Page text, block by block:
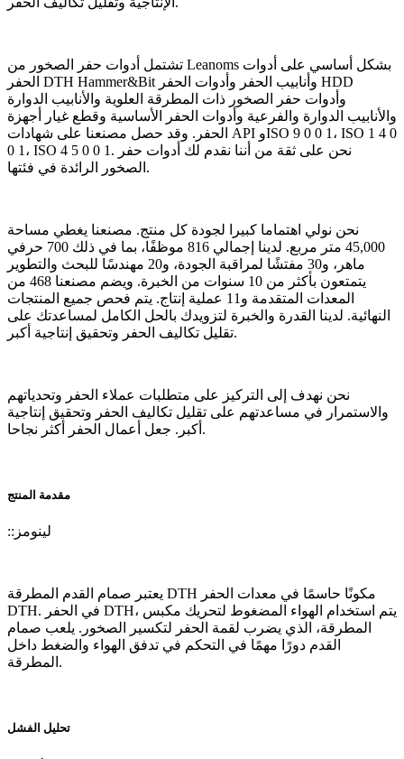
تشتمل أدوات حفر الصخور من Leanoms بشكل أساسي على أدوات
الحفر DTH Hammer&Bit وأنابيب الحفر وأدوات الحفر HDD
وأدوات حفر الصخور ذات المطرقة العلوية والأنابيب الدوارة
والأنابيب الدوارة والفرعية وأدوات الحفر الأساسية وقطع غيار أجهزة
الحفر. وقد حصل مصنعنا على شهادات API وISO 9 0 0 1، ISO 1 4 0
0 1، ISO 4 5 0 0 1. نحن على ثقة من أننا نقدم لك أدوات حفر
الصخور الرائدة في فئتها.
نحن نولي اهتماما كبيرا لجودة كل منتج. مصنعنا يغطي مساحة
45,000 متر مربع. لدينا إجمالي 816 موظفًا، بما في ذلك 700 حرفي
ماهر، و30 مفتشًا لمراقبة الجودة، و20 مهندسًا للبحث والتطوير
يتمتعون بأكثر من 10 سنوات من الخبرة. ويضم مصنعنا 468 من
المعدات المتقدمة و11 عملية إنتاج. يتم فحص جميع المنتجات
النهائية. لدينا القدرة والخبرة لتزويدك بالحل الكامل لمساعدتك على
تقليل تكاليف الحفر وتحقيق إنتاجية أكبر.
نحن نهدف إلى التركيز على متطلبات عملاء الحفر وتحدياتهم
والاستمرار في مساعدتهم على تقليل تكاليف الحفر وتحقيق إنتاجية
أكبر. جعل أعمال الحفر أكثر نجاحا.
مقدمة المنتج
:: لينومز
يعتبر صمام القدم المطرقة DTH مكونًا حاسمًا في معدات الحفر
DTH. في الحفر DTH، يتم استخدام الهواء المضغوط لتحريك مكبس
المطرقة، الذي يضرب لقمة الحفر لتكسير الصخور. يلعب صمام
القدم دورًا مهمًا في التحكم في تدفق الهواء والضغط داخل
المطرقة.
تحليل الفشل